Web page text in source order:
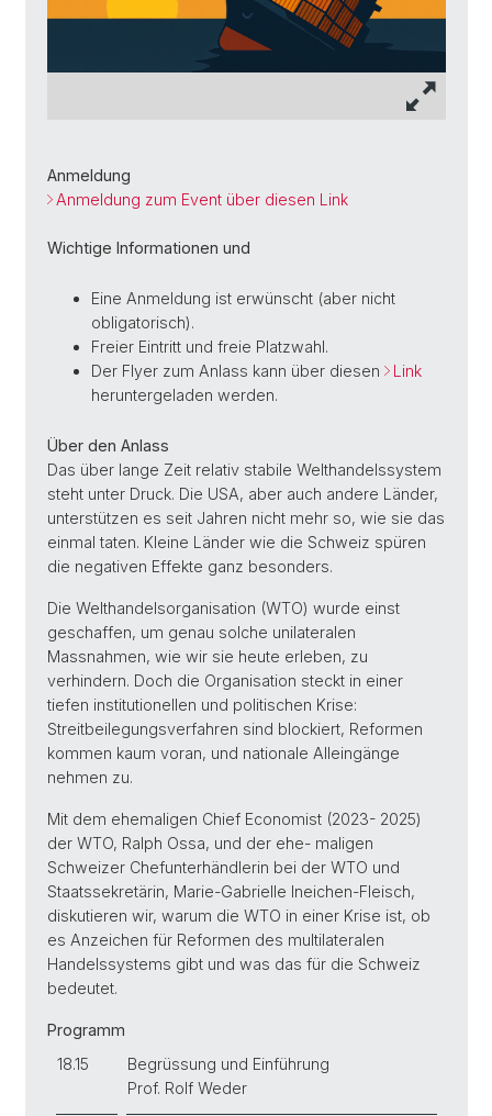
Anmeldung
Anmeldung zum Event über diesen Link
Wichtige Informationen und
Eine Anmeldung ist erwünscht (aber nicht
obligatorisch).
Freier Eintritt und freie Platzwahl.
Der Flyer zum Anlass kann über diesen
Link
heruntergeladen werden.
Über den Anlass
Das über lange Zeit relativ stabile Welthandelssystem
steht unter Druck. Die USA, aber auch andere Länder,
unterstützen es seit Jahren nicht mehr so, wie sie das
einmal taten. Kleine Länder wie die Schweiz spüren
die negativen Effekte ganz besonders.
Die Welthandelsorganisation (WTO) wurde einst
geschaffen, um genau solche unilateralen
Massnahmen, wie wir sie heute erleben, zu
verhindern. Doch die Organisation steckt in einer
tiefen institutionellen und politischen Krise:
Streitbeilegungsverfahren sind blockiert, Reformen
kommen kaum voran, und nationale Alleingänge
nehmen zu.
Mit dem ehemaligen Chief Economist (2023- 2025)
der WTO, Ralph Ossa, und der ehe- maligen
Schweizer Chefunterhändlerin bei der WTO und
Staatssekretärin, Marie-Gabrielle Ineichen-Fleisch,
diskutieren wir, warum die WTO in einer Krise ist, ob
es Anzeichen für Reformen des multilateralen
Handelssystems gibt und was das für die Schweiz
bedeutet.
Programm
18.15
Begrüssung und Einführung
Prof. Rolf Weder